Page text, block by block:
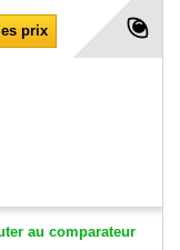
prix
au comparateur